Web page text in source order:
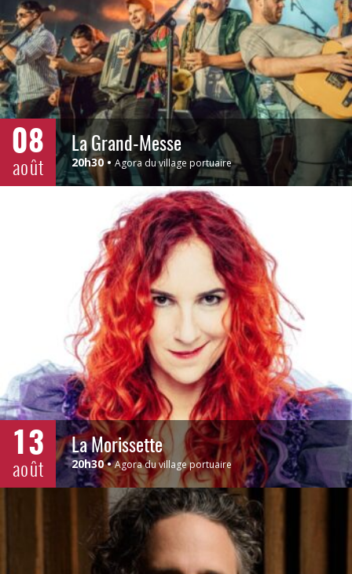
08
août
La Grand-Messe
20h30 Agora du village portuaire
13
août
La Morissette
20h30 Agora du village portuaire